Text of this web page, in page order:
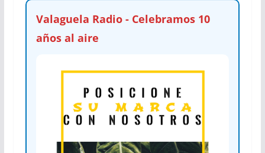
Valaguela Radio - Celebramos 10
años al aire